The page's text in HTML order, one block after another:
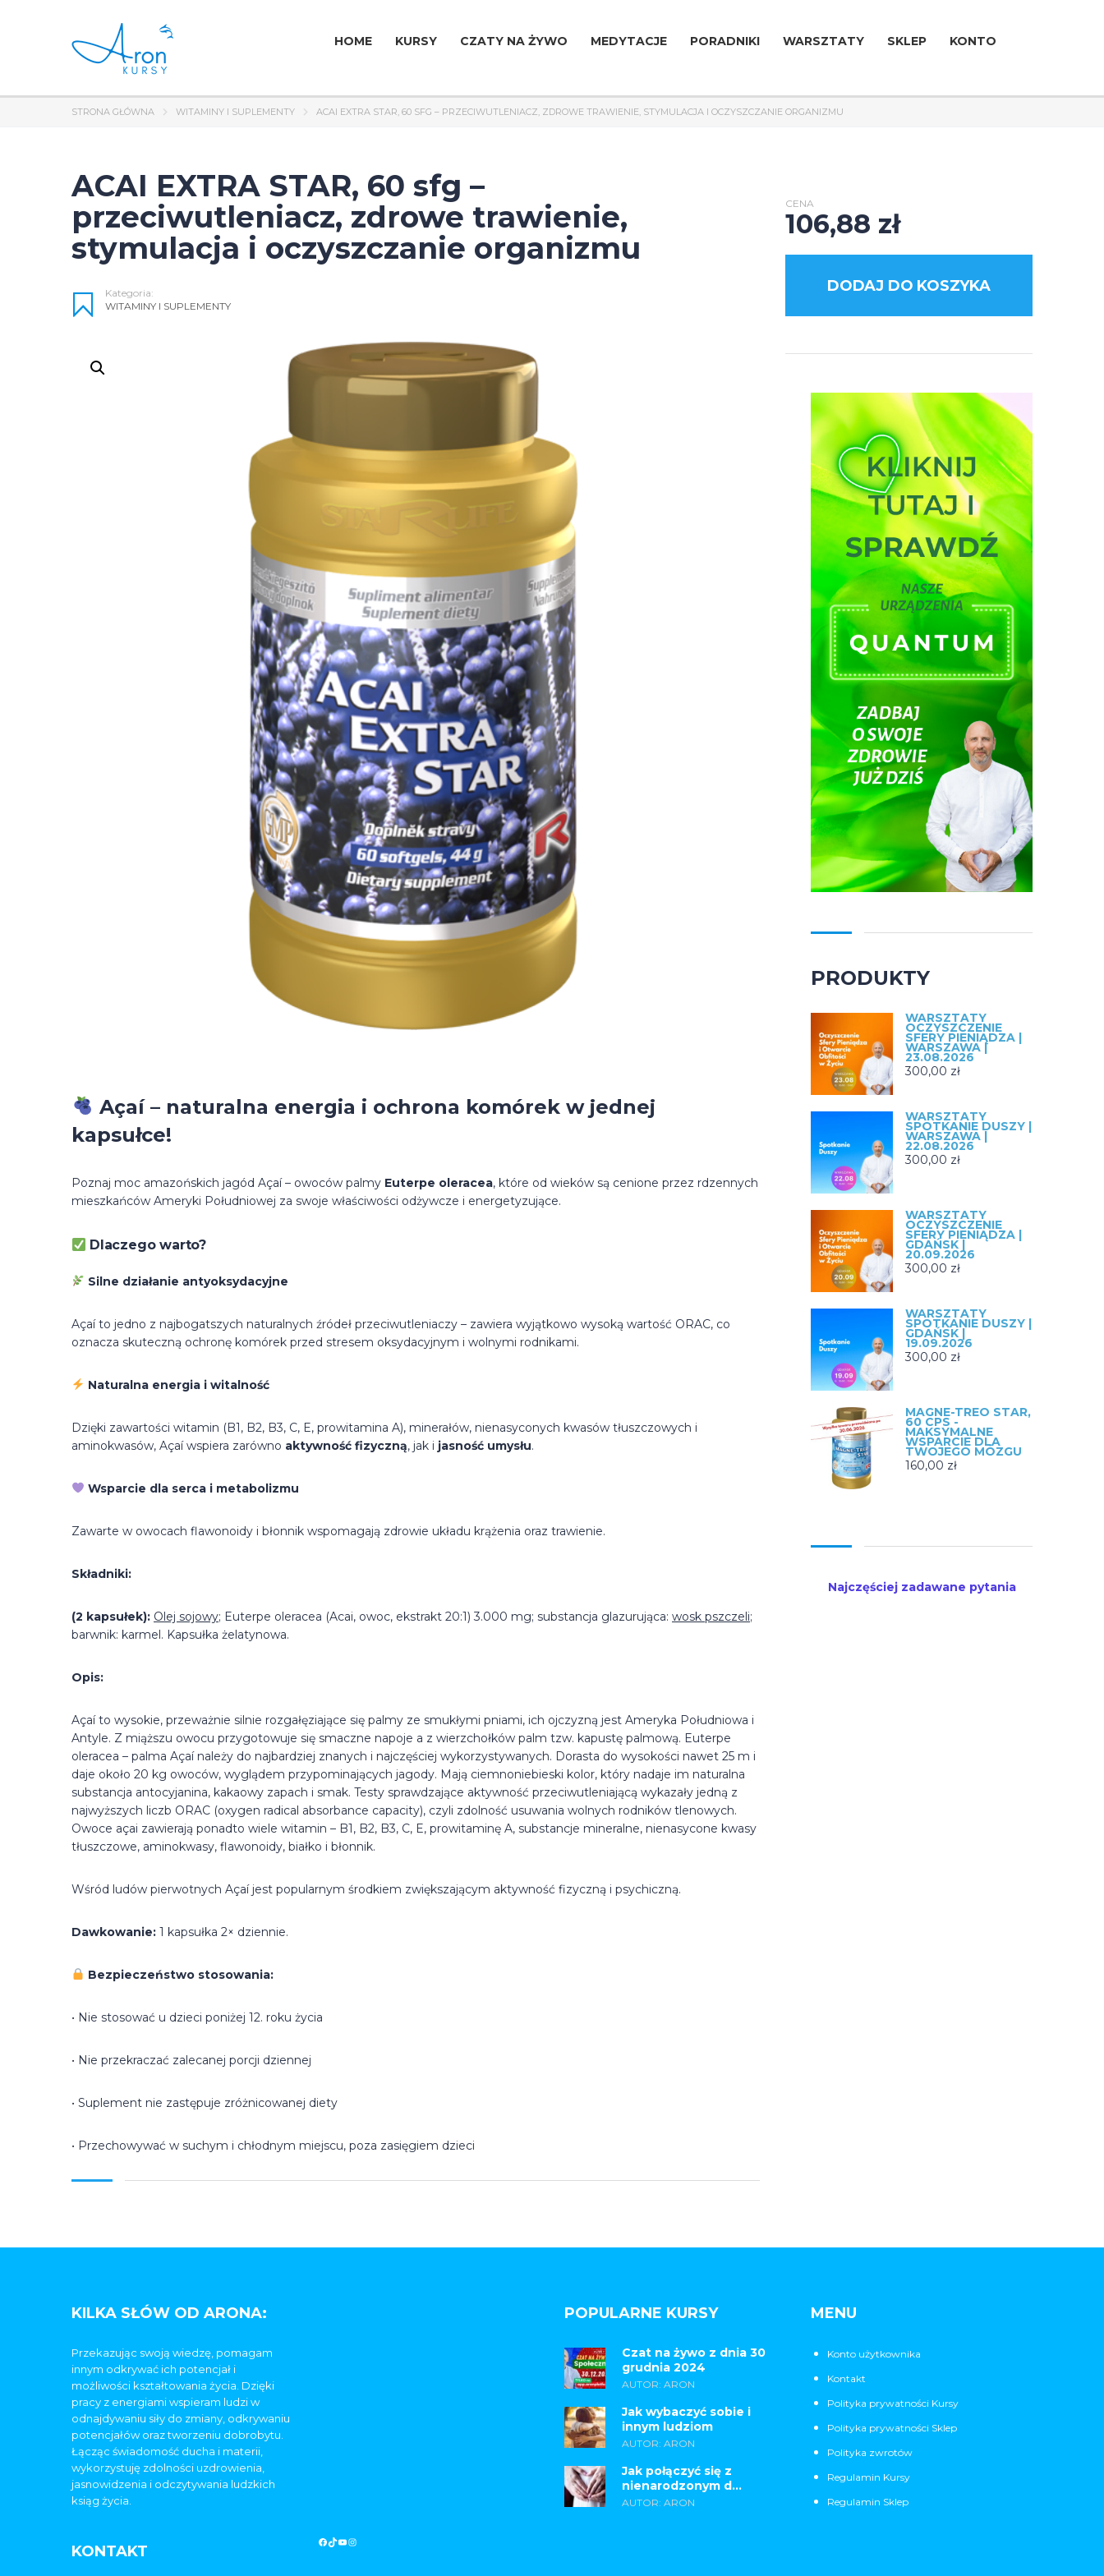
HOME KURSY CZATY NA ŻYWO MEDYTACJE PORADNIKI WARSZTATY SKLEP KONTO
STRONA GŁÓWNA WITAMINY I SUPLEMENTY ACAI EXTRA STAR, 60 SFG – PRZECIWUTLENIACZ, ZDROWE TRAWIENIE, STYMULACJA I OCZYSZCZANIE ORGANIZMU
ACAI EXTRA STAR, 60 sfg –
przeciwutleniacz, zdrowe trawienie,
stymulacja i oczyszczanie organizmu
Kategoria:
WITAMINY I SUPLEMENTY
Açaí – naturalna energia i ochrona komórek w jednej
kapsułce!
Poznaj moc amazońskich jagód Açaí – owoców palmy Euterpe oleracea, które od wieków są cenione przez rdzennych
mieszkańców Ameryki Południowej za swoje właściwości odżywcze i energetyzujące.
Dlaczego warto?
Silne działanie antyoksydacyjne
Açaí to jedno z najbogatszych naturalnych źródeł przeciwutleniaczy – zawiera wyjątkowo wysoką wartość ORAC, co
oznacza skuteczną ochronę komórek przed stresem oksydacyjnym i wolnymi rodnikami.
Naturalna energia i witalność
Dzięki zawartości witamin (B1, B2, B3, C, E, prowitamina A), minerałów, nienasyconych kwasów tłuszczowych i
aminokwasów, Açaí wspiera zarówno aktywność fizyczną, jak i jasność umysłu.
Wsparcie dla serca i metabolizmu
Zawarte w owocach flawonoidy i błonnik wspomagają zdrowie układu krążenia oraz trawienie.
Składniki:
(2 kapsułek): Olej sojowy; Euterpe oleracea (Acai, owoc, ekstrakt 20:1) 3.000 mg; substancja glazurująca: wosk pszczeli;
barwnik: karmel. Kapsułka żelatynowa.
Opis:
Açaí to wysokie, przeważnie silnie rozgałęziające się palmy ze smukłymi pniami, ich ojczyzną jest Ameryka Południowa i
Antyle. Z miąższu owocu przygotowuje się smaczne napoje a z wierzchołków palm tzw. kapustę palmową. Euterpe
oleracea – palma Açaí należy do najbardziej znanych i najczęściej wykorzystywanych. Dorasta do wysokości nawet 25 m i
daje około 20 kg owoców, wyglądem przypominających jagody. Mają ciemnoniebieski kolor, który nadaje im naturalna
substancja antocyjanina, kakaowy zapach i smak. Testy sprawdzające aktywność przeciwutleniającą wykazały jedną z
najwyższych liczb ORAC (oxygen radical absorbance capacity), czyli zdolność usuwania wolnych rodników tlenowych.
Owoce açai zawierają ponadto wiele witamin – B1, B2, B3, C, E, prowitaminę A, substancje mineralne, nienasycone kwasy
tłuszczowe, aminokwasy, flawonoidy, białko i błonnik.
Wśród ludów pierwotnych Açaí jest popularnym środkiem zwiększającym aktywność fizyczną i psychiczną.
Dawkowanie: 1 kapsułka 2× dziennie.
Bezpieczeństwo stosowania:
• Nie stosować u dzieci poniżej 12. roku życia
• Nie przekraczać zalecanej porcji dziennej
• Suplement nie zastępuje zróżnicowanej diety
• Przechowywać w suchym i chłodnym miejscu, poza zasięgiem dzieci
CENA
106,88 zł
DODAJ DO KOSZYKA
PRODUKTY
WARSZTATY
OCZYSZCZENIE
SFERY PIENIĄDZA |
WARSZAWA |
23.08.2026
300,00 zł
WARSZTATY
SPOTKANIE DUSZY |
WARSZAWA |
22.08.2026
300,00 zł
WARSZTATY
OCZYSZCZENIE
SFERY PIENIĄDZA |
GDAŃSK |
20.09.2026
300,00 zł
WARSZTATY
SPOTKANIE DUSZY |
GDAŃSK |
19.09.2026
300,00 zł
MAGNE-TREO STAR,
60 CPS -
MAKSYMALNE
WSPARCIE DLA
TWOJEGO MÓZGU
160,00 zł
Najczęściej zadawane pytania
KILKA SŁÓW OD ARONA:
Przekazując swoją wiedzę, pomagam
innym odkrywać ich potencjał i
możliwości kształtowania życia. Dzięki
pracy z energiami wspieram ludzi w
odnajdywaniu siły do zmiany, odkrywaniu
potencjałów oraz tworzeniu dobrobytu.
Łącząc świadomość ducha i materii,
wykorzystuję zdolności uzdrowienia,
jasnowidzenia i odczytywania ludzkich
ksiąg życia.
POPULARNE KURSY
Czat na żywo z dnia 30
grudnia 2024
AUTOR: ARON
Jak wybaczyć sobie i
innym ludziom
AUTOR: ARON
Jak połączyć się z
nienarodzonym d...
AUTOR: ARON
MENU
Konto użytkownika
Kontakt
Polityka prywatności Kursy
Polityka prywatności Sklep
Polityka zwrotów
Regulamin Kursy
Regulamin Sklep
KONTAKT